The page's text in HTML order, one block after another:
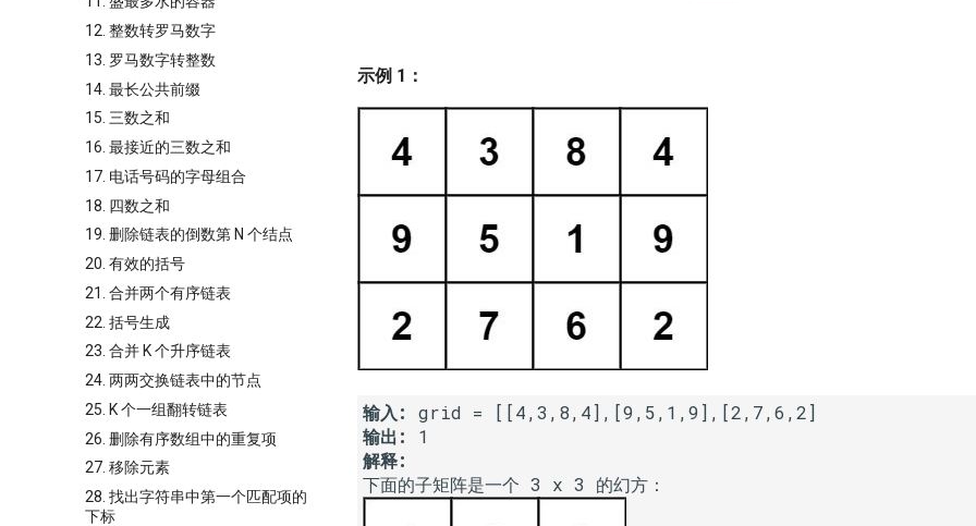
12. 整数转罗马数字
13. 罗马数字转整数
14. 最长公共前缀
15. 三数之和
16. 最接近的三数之和
17. 电话号码的字母组合
18. 四数之和
19. 删除链表的倒数第 N 个结点
20. 有效的括号
21. 合并两个有序链表
22. 括号生成
23. 合并 K 个升序链表
24. 两两交换链表中的节点
25. K 个一组翻转链表
26. 删除有序数组中的重复项
27. 移除元素
28. 找出字符串中第一个匹配项的
下标
示例 1：
输入:
输出:
解释: